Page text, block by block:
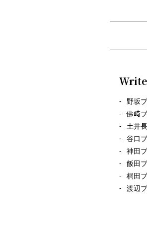
野坂
佛﨑
土井
谷口
神田
飯田
桐田
渡辺